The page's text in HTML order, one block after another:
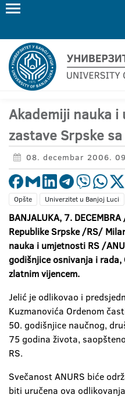
Akademiji nauka
zastave Srpske
08. decembar 2006.
Opšte Univerzitet u Banjoj Luci
BANJALUKA, 7.
Republike Srpske /RS/
nauka i umjetnosti RS /
godišnjice osnivanja i rada,
zlatnim vijencem.
Jelić je odlikovao i
Kuzmanovića Ordenom
50. godišnjice naučnog,
75 godina života,
RS.
Svečanost ANURS biće
biti uručena ova